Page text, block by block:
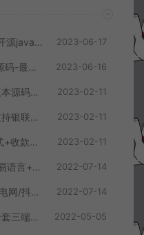
【Jeepay全三方支付系统】全开源java语言支付系统+支持多渠道服务商和普通商户 2023-06-17
【Ypay源支付】聚合免签系统源码-最新发布可运营无授权版+安装教程 2023-06-16
【彩虹易支付系统】最新二开版本源码+详细搭建教程 2023-02-11
【第四方聚合支付系统源码】支持银联快捷支付+支付宝扫码+支付宝wap+公众号+微信扫码+部署文档 2023-02-11
【七合一收款码源码】34款样式+收款码合成系统 2023-02-11
个人免签【码支付源码】java+易语言+服务监控模块强大后台功能全面 2022-07-14
全新二开支付通道【游戏/话费/电网/抖音/快手/紫水晶】云端源码 2022-07-14
源支付5.18最新版协议去授权全套三端开源源码_客户端+云端+监控+协议三网免挂免输入（全套版）+详细搭建教程 2022-05-05